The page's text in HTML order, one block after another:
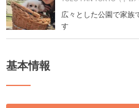
広々とした公園で家族
す
基本情報